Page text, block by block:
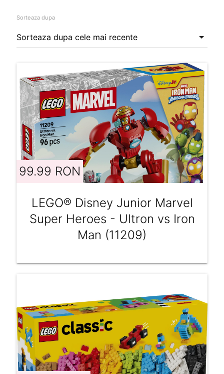
Sorteaza dupa
99.99 RON
LEGO® Disney Junior Marvel
Super Heroes - Ultron vs Iron
Man (11209)